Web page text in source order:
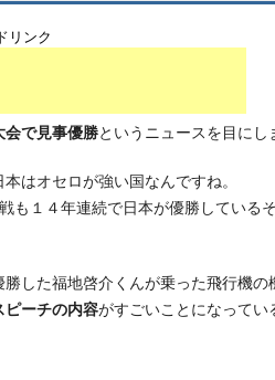
リンク
会で見事優勝というニュースを目にし
はオセロが強い国なんですね。
も１４年連続で日本が優勝している
した福地啓介くんが乗った飛行機の
ピーチの内容がすごいことになってい